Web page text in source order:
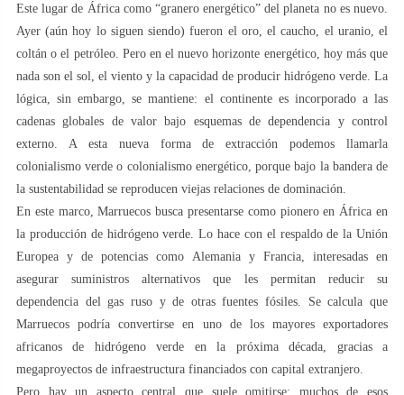
Este lugar de África como “granero energético” del planeta no es nuevo.
Ayer (aún hoy lo siguen siendo) fueron el oro, el caucho, el uranio, el
coltán o el petróleo. Pero en el nuevo horizonte energético, hoy más que
nada son el sol, el viento y la capacidad de producir hidrógeno verde. La
lógica, sin embargo, se mantiene: el continente es incorporado a las
cadenas globales de valor bajo esquemas de dependencia y control
externo. A esta nueva forma de extracción podemos llamarla
colonialismo verde o colonialismo energético, porque bajo la bandera de
la sustentabilidad se reproducen viejas relaciones de dominación.
En este marco, Marruecos busca presentarse como pionero en África en
la producción de hidrógeno verde. Lo hace con el respaldo de la Unión
Europea y de potencias como Alemania y Francia, interesadas en
asegurar suministros alternativos que les permitan reducir su
dependencia del gas ruso y de otras fuentes fósiles. Se calcula que
Marruecos podría convertirse en uno de los mayores exportadores
africanos de hidrógeno verde en la próxima década, gracias a
megaproyectos de infraestructura financiados con capital extranjero.
Pero hay un aspecto central que suele omitirse: muchos de esos